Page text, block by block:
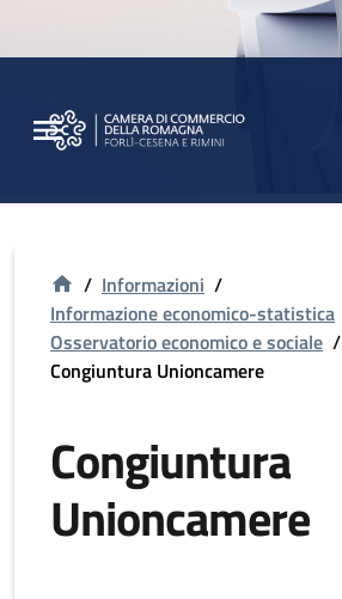
/ Informazioni /
Informazione economico-statistica
Osservatorio economico e sociale /
Congiuntura Unioncamere
Congiuntura
Unioncamere